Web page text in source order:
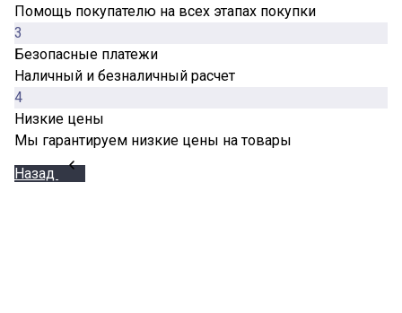
Помощь покупателю на всех этапах покупки
3
Безопасные платежи
Наличный и безналичный расчет
4
Низкие цены
Мы гарантируем низкие цены на товары
Назад